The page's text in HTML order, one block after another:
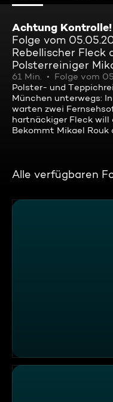
Achtung
Folge vom
Rebellischer Fleck
Polsterreiniger
61 Min. Folge vom
Polster- und
München unterwegs:
warten zwei
hartnäckiger Fleck
Bekommt Mikael Rouk
Alle verfügbaren
Themen u. a.: